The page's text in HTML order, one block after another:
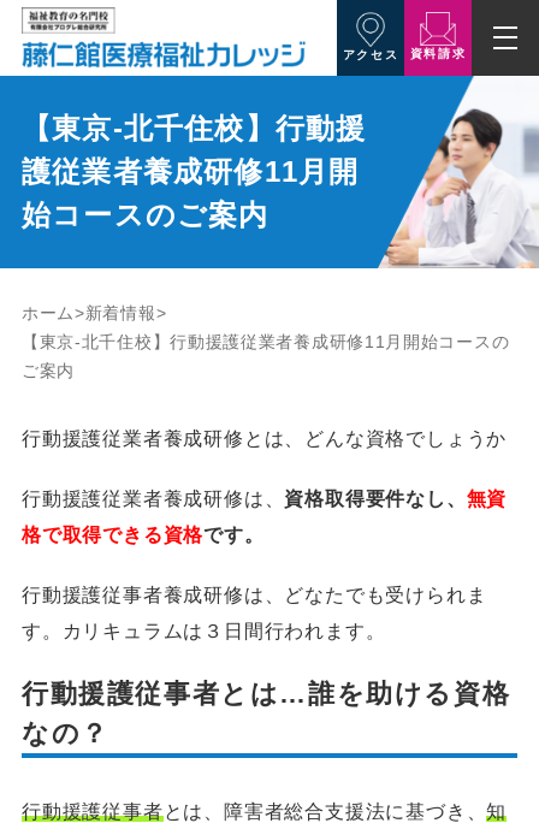
アクセス 資料請求
【東京-北千住校】行動援
護従業者養成研修11月開
始コースのご案内
ホーム
新着情報
【東京-北千住校】行動援護従業者養成研修11月開始コースの
ご案内
行動援護従業者養成研修とは、どんな資格でしょうか
行動援護従業者養成研修は、 資格取得要件なし、 無資
格で取得できる資格です。
行動援護従事者養成研修は、どなたでも受けられま
す。カリキュラムは３日間行われます。
行動援護従事者とは…誰を助ける資格
なの？
行動援護従事者とは、障害者総合支援法に基づき、知